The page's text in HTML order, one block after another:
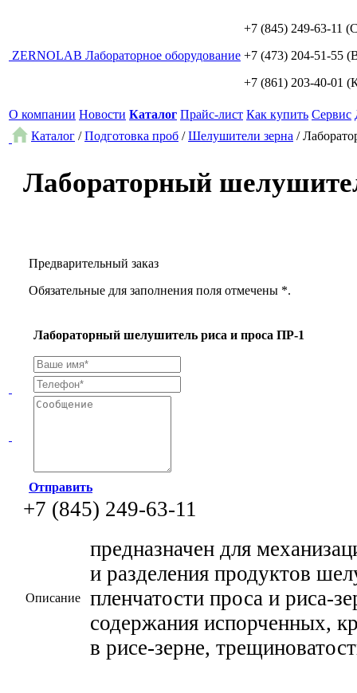
ZERNOLAB Лабораторное оборудование
+7 (845) 249-63-11
+7 (473) 204-51-55
+7 (861) 203-40-01
О компании Новости Каталог Прайс-лист Как купить Сервис
Каталог /Подготовка проб /Шелушители зерна /
Лабораторный
Предварительный заказ
Обязательные для заполнения поля отмечены *.
Лабораторный шелушитель риса и проса ПР-1
Отправить
+7 (845) 249-63-11
Описание
предназначен для
и разделения продуктов
пленчатости проса и риса-
содержания испорченных,
в рисе-зерне,